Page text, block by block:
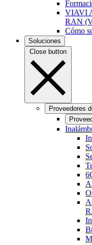
VIAVI
RAN
Cómo
Soluciones
Close button
Proveedores